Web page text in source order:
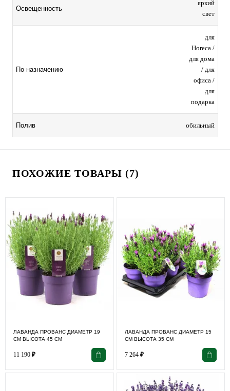
Освещенность
яркий
свет
По назначению
для
Horeca /
для дома
/ для
офиса /
для
подарка
Полив обильный
ПОХОЖИЕ ТОВАРЫ (7)
ЛАВАНДА ПРОВАНС ДИАМЕТР 19
СМ ВЫСОТА 45 СМ
11 190 ₽
ЛАВАНДА ПРОВАНС ДИАМЕТР 15
СМ ВЫСОТА 35 СМ
7 264 ₽